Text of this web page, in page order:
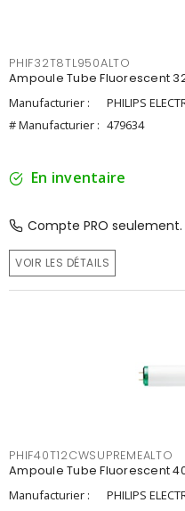
PHIF32T8TL950ALTO
Ampoule Tube Fluorescent
Manufacturier :
PHILIPS
# Manufacturier : 479634
En inventaire
Compte PRO
VOIR LES DÉTAILS
PHIF40T12CWSUPREMEALTO
Ampoule Tube Fluorescent
Manufacturier :
PHILIPS